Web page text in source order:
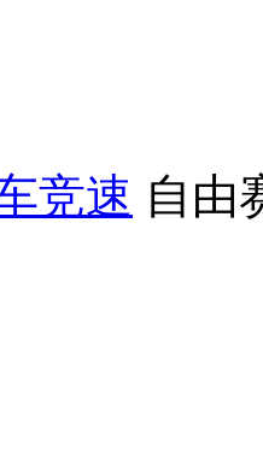
竞速 自由